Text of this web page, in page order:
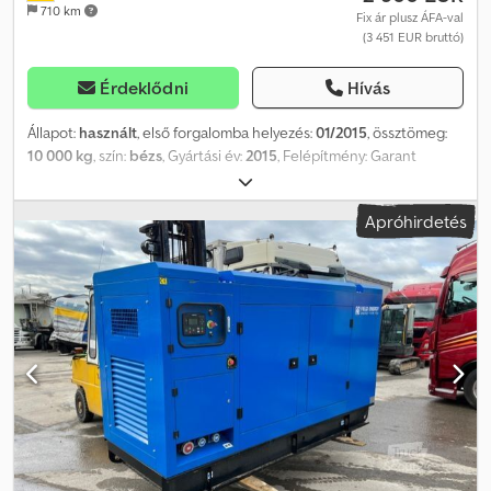
710 km
Fix ár plusz ÁFA-val
(3 451 EUR bruttó)
Érdeklődni Hívás
Állapot: használt, első forgalomba helyezés:01/2015, össztömeg:
10 000 kg , szín: bézs , Gyártási év: 2015 , Felépítmény: Garant
Containerbau UAMR 61 (gyártási év: 2015) konténeralváz, DIN
szerinti felvétellel, konténer berendezésként
azbesztmentesítéshez, hátsó és oldalsó ajtóval, ablakkal.
Felépítmény méretei kb. 5900x2300x2550 mm. Teljes
konténerhosszúság kb. 6.600 mm. Eladás csak vállalkozóknak!
EXPORT ESETÉN CSAK A NETTÓ ÁR FIZETENDŐ! MINDEN ADAT
GARANCIA NÉLKÜL, KÜLÖNÖSEN A FELSZERELÉS ÉS
TARTOZÉKOK TEKINTETÉBEN. Minden adásvételi szerződés,
számla, proforma számla, megrendelés és értékesítési tárgyalás
alapja az ÁSZF-ünk (lásd impresszum). Dsdpfx Answ Unlpe Isck
Apróhirdetés